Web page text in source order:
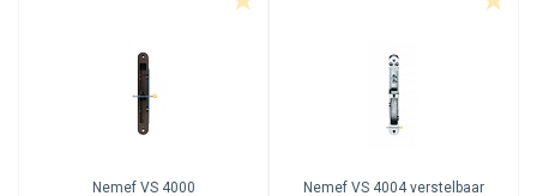
NemefVS 4000
Nemef VS 4004 verstelbaar